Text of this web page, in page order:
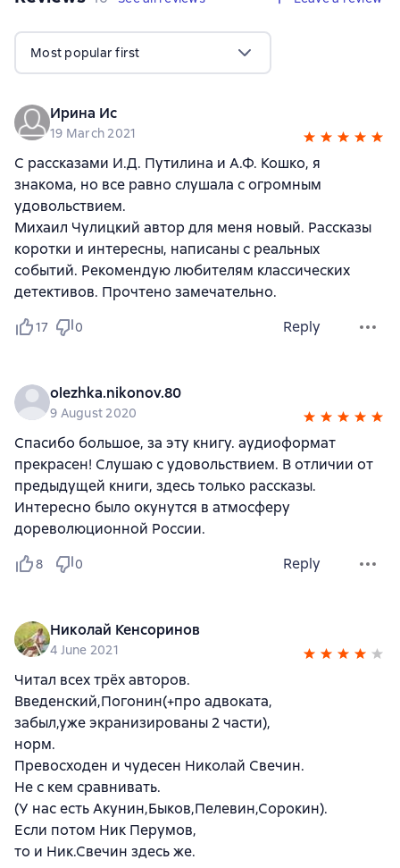
Most popular first
Ирина Ис
19 March 2021
С рассказами И.Д. Путилина и А.Ф. Кошко, я
знакома, но все равно слушала с огромным
удовольствием.
Михаил Чулицкий автор для меня новый. Рассказы
коротки и интересны, написаны с реальных
событий. Рекомендую любителям классических
детективов. Прочтено замечательно.
17 0 Reply
olezhka.nikonov.80
9 August 2020
Спасибо большое, за эту книгу. аудиоформат
прекрасен! Слушаю с удовольствием. В отличии от
предыдущей книги, здесь только рассказы.
Интересно было окунутся в атмосферу
дореволюционной России.
8 0 Reply
Николай Кенсоринов
4 June 2021
Читал всех трёх авторов.
Введенский,Погонин(+про адвоката,
забыл,уже экранизированы 2 части),
норм.
Превосходен и чудесен Николай Свечин.
Не с кем сравнивать.
(У нас есть Акунин,Быков,Пелевин,Сорокин).
Если потом Ник Перумов,
то и Ник.Свечин здесь же.